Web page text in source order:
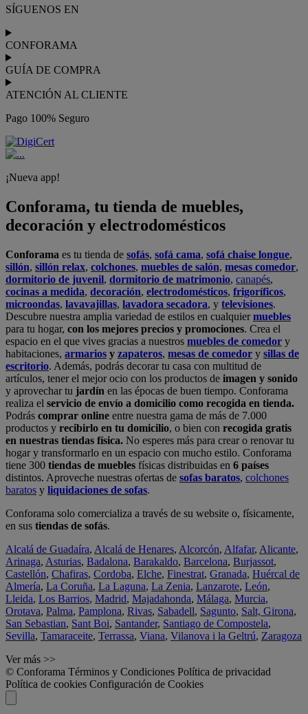
SÍGUENOS EN
CONFORAMA
GUÍA DE COMPRA
ATENCIÓN AL CLIENTE
Pago 100% Seguro
¡Nueva app!
Conforama, tu tienda de muebles,
decoración y electrodomésticos
Conforama es tu tienda de sofás, sofá cama, sofá chaise longue,
sillón, sillón relax, colchones, muebles de salón, mesas comedor,
dormitorio de juvenil, dormitorio de matrimonio, canapés,
cocinas a medida, decoración, electrodomésticos, frigoríficos,
microondas, lavavajillas, lavadora secadora, y televisiones.
Descubre nuestra amplia variedad de estilos en cualquiermuebles
para tu hogar, con los mejores precios y promociones. Crea el
espacio en el que vives gracias a nuestros muebles de comedor y
habitaciones, armarios y zapateros, mesas de comedor y sillas de
escritorio. Además, podrás decorar tu casa con multitud de
artículos, tener el mejor ocio con los productos de imagen y sonido
y aprovechar tu jardín en las épocas de buen tiempo. Conforama
realiza el servicio de envío a domicilio como recogida en tienda.
Podrás comprar online entre nuestra gama de más de 7.000
productos y recibirlo en tu domicilio, o bien con recogida gratis
en nuestras tiendas física. No esperes más para crear o renovar tu
hogar y transformarlo en un espacio con mucho estilo. Conforama
tiene 300 tiendas de muebles físicas distribuidas en 6 países
distintos. Aproveche nuestras ofertas de sofas baratos, colchones
baratos y liquidaciones de sofas.
Conforama solo comercializa a través de su website o, físicamente,
en sus tiendas de sofás.
Alcalá de Guadaíra, Alcalá de Henares, Alcorcón, Alfafar, Alicante,
Arinaga, Asturias, Badalona, Barakaldo, Barcelona, Burjassot,
Castellón, Chafiras, Cordoba, Elche, Finestrat, Granada, Huércal de
Almería, La Coruña, La Laguna, La Zenia, Lanzarote, León,
Lleida, Los Barrios, Madrid, Majadahonda, Málaga, Murcia,
Orotava, Palma, Pamplona, Rivas, Sabadell, Sagunto, Salt, Girona,
San Sebastian, Sant Boi, Santander, Santiago de Compostela,
Sevilla, Tamaraceite, Terrassa, Viana, Vilanova i la Geltrú, Zaragoza
Ver más >>
© Conforama Términos y Condiciones Política de privacidad
Política de cookies Configuración de Cookies